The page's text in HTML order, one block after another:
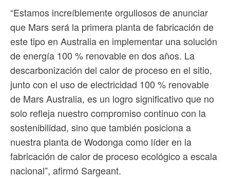
“Estamos increíblemente orgullosos de anunciar
que Mars será la primera planta de fabricación de
este tipo en Australia en implementar una solución
de energía 100 % renovable en dos años. La
descarbonización del calor de proceso en el sitio,
junto con el uso de electricidad 100 % renovable
de Mars Australia, es un logro significativo que no
solo refleja nuestro compromiso continuo con la
sostenibilidad, sino que también posiciona a
nuestra planta de Wodonga como líder en la
fabricación de calor de proceso ecológico a escala
nacional”, afirmó Sargeant.